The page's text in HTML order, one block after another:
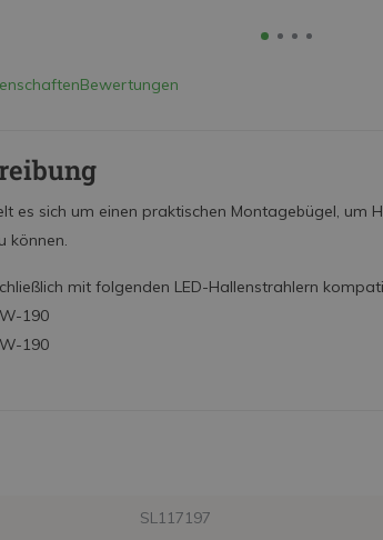
Bewertungen
es sich um einen praktischen Montagebügel, um
können.
mit folgenden LED-Hallenstrahlern
190
190
SL117197